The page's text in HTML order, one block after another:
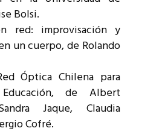
Bolsi.
red: improvisación y
un cuerpo, de Rolando
Óptica Chilena para
de Albert
Jaque, Claudia
Cofré.